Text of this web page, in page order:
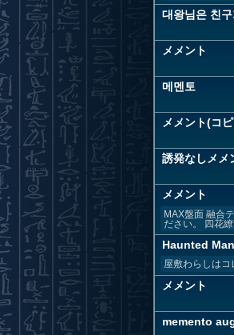
대왕님은 친
メメント
메멘토
メメント(コ
誘発なしメメ
メメント
MAX盤面 融合
ださい。 四花
Haunted
屋敷わらしは
メメント
memento